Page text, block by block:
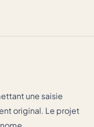
une saisie
original. Le projet